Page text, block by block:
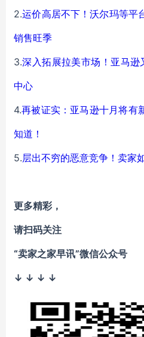
2.运价高居不下！沃尔玛等平
销售旺季
3.深入拓展拉美市场！亚马
中心
4.再被证实：亚马逊十月将有
知道！
5.层出不穷的恶意竞争！卖家
更多精彩，
请扫码关注
“卖家之家早讯”微信公众号
↓ ↓ ↓ ↓